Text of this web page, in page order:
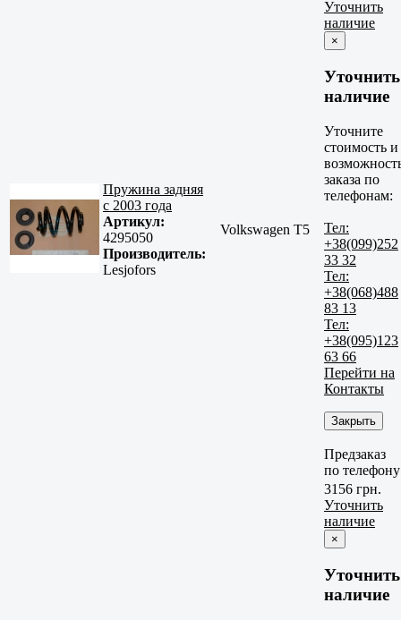
Пружина задняя
с 2003 года
Артикул:
4295050
Производитель:
Lesjofors
Volkswagen T5
Уточнить
наличие
×
Уточнить
наличие
Уточните
стоимость и
заказа по
телефонам:
Тел:
+38(099)252
33 32
Тел:
+38(068)488
83 13
Тел:
+38(095)123
63 66
Перейти на
Контакты
Закрыть
Предзаказ
по телефону
3156 грн.
Уточнить
наличие
×
Уточнить
наличие